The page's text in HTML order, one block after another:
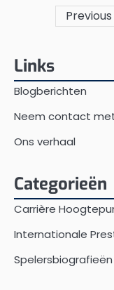
Previous
Links
Blogberichten
Neem contact
Ons verhaal
Categorieën
Carrière
Internationale
Spelersbiografieën